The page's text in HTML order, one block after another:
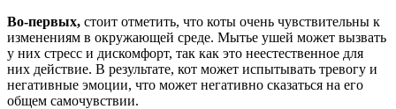
Во-первых, стоит отметить, что коты очень чувствительны к
изменениям в окружающей среде. Мытье ушей может вызвать
у них стресс и дискомфорт, так как это неестественное для
них действие. В результате, кот может испытывать тревогу и
негативные эмоции, что может негативно сказаться на его
общем самочувствии.